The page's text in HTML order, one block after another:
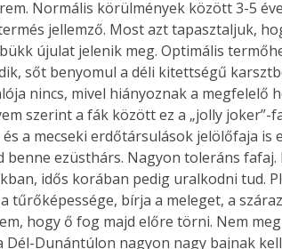
Normális körülmények között 3-5
jellemző. Most azt tapasztaljuk,
újulat jelenik meg. Optimális
sőt benyomul a déli kitettségű
nincs, mivel hiányoznak a megfelelő
szerint a fák között ez a „jolly joker”-
a mecseki erdőtársulások jelölőfaja is
benne ezüsthárs. Nagyon toleráns
idős korában pedig uralkodni tud.
a tűrőképessége, bírja a meleget, a
hogy ő fog majd előre törni. Nem
Dél-Dunántúlon nagyon nagy bajnak